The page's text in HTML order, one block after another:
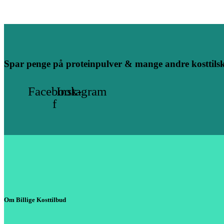
Spar penge på proteinpulver & mange andre
Facebook-
f
Instagram
Om Billige Kosttilbud